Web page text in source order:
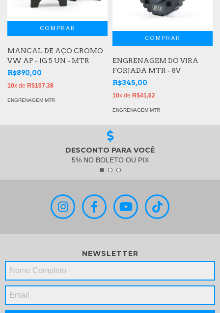
MANCAL DE AÇO CROMO
VW AP - JG 5 UN - MTR
R$890,00
10x de R$107,38
ENGRENAGEM MTR
ENGRENAGEM DO VIRA
FORJADA MTR - 8V
R$345,00
10x de R$41,62
ENGRENAGEM MTR
DESCONTO PARA VOCÊ
5% NO BOLETO OU PIX
NEWSLETTER